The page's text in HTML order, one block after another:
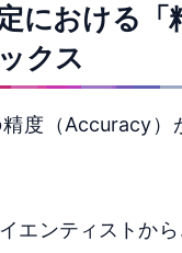
における「
クス
精度（Accuracy）
エンティストか